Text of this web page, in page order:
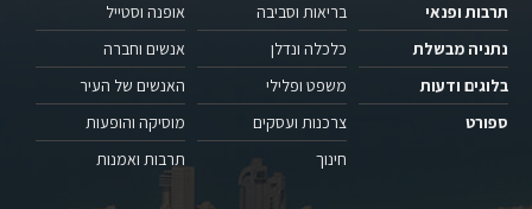
תרבות ופנאי
נתניה מבשלת
בלוגים ודעות
ספורט
בריאות וסביבה
כלכלה ונדלן
משפט ופלילי
צרכנות ועסקים
חינוך
אופנה וסטייל
אנשים וחברה
האנשים של העיר
מוסיקה והופעות
תרבות ואמנות